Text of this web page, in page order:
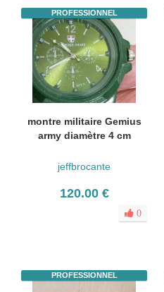
PROFESSIONNEL
montre militaire Gemius
army diamètre 4 cm
jeffbrocante
120.00 €
0
PROFESSIONNEL